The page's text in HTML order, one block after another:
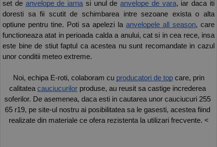
set de anvelope de iarna si unul de anvelope de vara, iar daca iti
doresti sa fii scutit de schimbarea intre sezoane exista o alta
optiune pentru tine. Poti sa apelezi la anvelopele all season, care
functioneaza atat in perioada calda a anului, cat si in cea rece, insa
este bine de stiut faptul ca acestea nu sunt recomandate in cazul
unor conditii meteo extreme.
Noi, echipa E-roti, colaboram cu producatori de top care, prin
calitatea cauciucurilor produse, au reusit sa castige increderea
soferilor. De asemenea, daca esti in cautarea unor cauciucuri 255
65 r19, pe site-ul nostru ai posibilitatea sa le gasesti, acestea fiind
realizate din materiale ce ofera rezistenta la utilizari frecvente. <